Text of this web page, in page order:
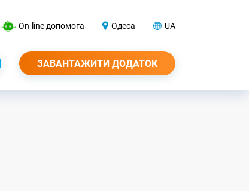
On-line допомога Одеса UA
ЗАВАНТАЖИТИ ДОДАТОК